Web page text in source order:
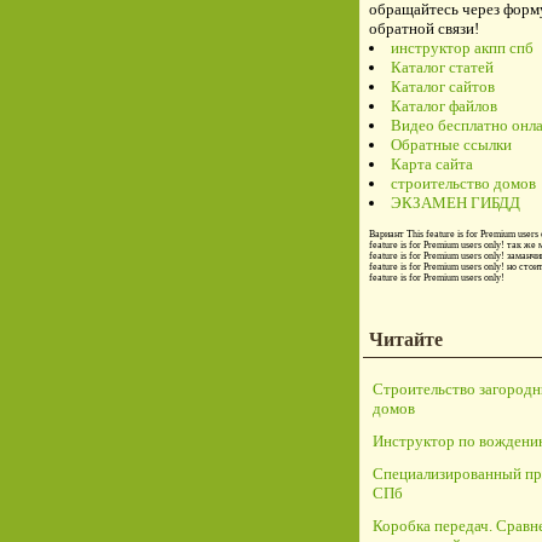
обращайтесь через
обратной связи!
инструктор акпп спб
Каталог статей
Каталог сайтов
Каталог файлов
Видео бесплатно
Обратные ссылки
Карта сайта
строительство домов
ЭКЗАМЕН ГИБДД
Вариант This feature is for Premium users
feature is for Premium users only! так же
feature is for Premium users only!
feature is for Premium users only! но
feature is for Premium users only!
Читайте
Строительство
домов
Инструктор по
Специализированный
СПб
Коробка передач.